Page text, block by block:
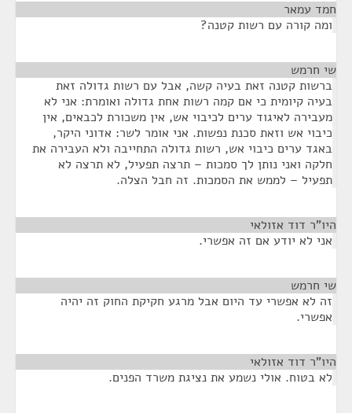
חמד עמאר
ומה קורה עם רשות קטנה?
שי חרמש
ברשות קטנה זאת בעיה קשה, אבל עם רשות גדולה זאת
בעיה קיומית כי אם קמה רשות אחת גדולה ואומרת: אני לא
מעבירה לאיגוד ערים לכיבוי אש, אין משכורת לכבאים, אין
כיבוי אש וזאת סכנת נפשות. אני אומר לשר: אדוני היקר,
באגד ערים כיבוי אש, רשות גדולה התחייבה ולא העבירה את
חלקה ואני נותן לך סמכות – תרצה תפעיל, לא תרצה לא
תפעיל – לממש את הסמכות. זה חבל הצלה.
היו"ר דוד אזולאי
אני לא יודע אם זה אפשרי.
שי חרמש
זה לא אפשרי עד היום אבל מרגע חקיקת החוק זה יהיה
אפשרי.
היו"ר דוד אזולאי
לא בטוח. אולי נשמע את נציגת משרד הפנים.